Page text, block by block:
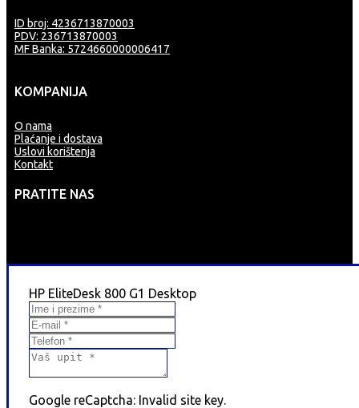
ID broj: 4236713870003
PDV: 236713870003
MF Banka: 5724660000006417
KOMPANIJA
O nama
Plaćanje i dostava
Uslovi korištenja
Kontakt
PRATITE NAS
HP EliteDesk 800 G1 Desktop
Google reCaptcha: Invalid site key.